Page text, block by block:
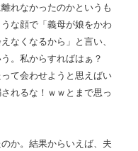
れなかったのかというも
な顔で「義母が娘をかわ
なくなるから」と言い、
。私からすればはぁ？
て会わせようと思えばい
れるな！ｗｗとまで思っ
か。結果からいえば、夫